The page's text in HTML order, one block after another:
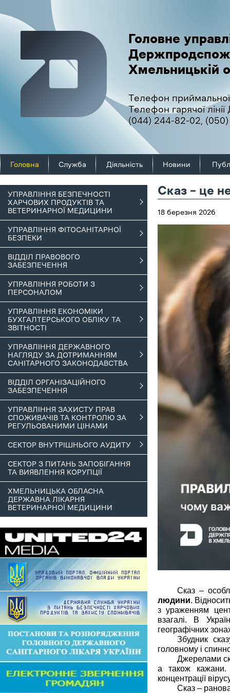
Головне
Хмельницькій
Телефон
Телефон гарячої
(044) 244-82-02,
Головна Служба Діяльність Новини
УПРАВЛІННЯ БЕЗПЕЧНОСТІ
ХАРЧОВИХ ПРОДУКТІВ ТА
ВЕТЕРИНАРНОЇ МЕДИЦИНИ
УПРАВЛІННЯ ФІТОСАНІТАРНОЇ
БЕЗПЕКИ
ВІДДІЛ ПРАВОВОГО
ЗАБЕЗПЕЧЕННЯ
УПРАВЛІННЯ РОБОТИ З
ПЕРСОНАЛОМ
УПРАВЛІННЯ ЕКОНОМІКИ
БУХГАЛТЕРСЬКОГО ОБЛІКУ ТА
ЗВІТНОСТІ
УПРАВЛІННЯ ДЕРЖАВНОГО
НАГЛЯДУ ЗА ДОТРИМАННЯМ
САНІТАРНОГО ЗАКОНОДАВСТВА
ВІДДІЛ ОРГАНІЗАЦІЙНОГО
ЗАБЕЗПЕЧЕННЯ
УПРАВЛІННЯ ЗАХИСТУ ПРАВ
СПОЖИВАЧІВ ТА КОНТРОЛЮ ЗА
РЕГУЛЬОВАНИМИ ЦІНАМИ
СЕКТОР ВНУТРІШНЬОГО АУДИТУ
СЕКТОР З ПИТАНЬ ЗАПОБІГАННЯ
ТА ВИЯВЛЕННЯ КОРУПЦІЇ
ХМЕЛЬНИЦЬКА ОБЛАСНА
ДЕРЖАВНА ЛІКАРНЯ
ВЕТЕРИНАРНОЇ МЕДИЦИНИ
Сказ – це
18 березня 2026
Сказ –
людини.
з ураженням
взагалі. В
географічних
Збудник
головному і
Джерелами
а також кажани.
концентрації
Сказ –